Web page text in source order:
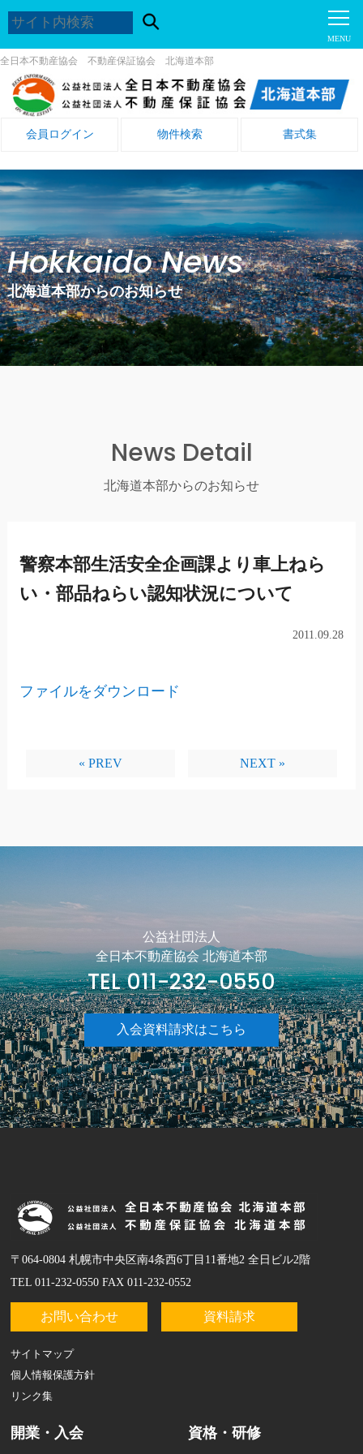
全日本不動産協会 不動産保証協会 北海道本部
会員ログイン 物件検索 書式集
Hokkaido News
北海道本部からのお知らせ
News Detail
北海道本部からのお知らせ
警察本部生活安全企画課より車上ねら
い・部品ねらい認知状況について
2011.09.28
ファイルをダウンロード
« PREV NEXT »
公益社団法人
全日本不動産協会 北海道本部
TEL 011-232-0550
入会資料請求はこちら
〒064-0804 札幌市中央区南4条西6丁目11番地2 全日ビル2階
TEL 011-232-0550 FAX 011-232-0552
お問い合わせ 資料請求
サイトマップ
個人情報保護方針
リンク集
開業・入会 資格・研修